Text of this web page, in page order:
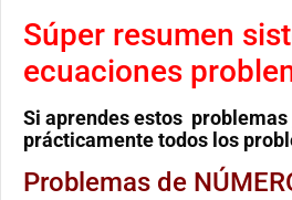
Súper resumen
ecuaciones
Si aprendes estos
prácticamente todos los
Problemas de